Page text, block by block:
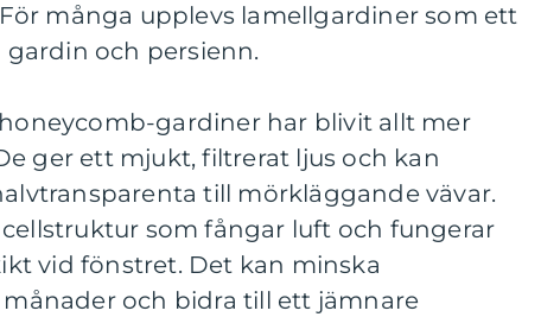
många upplevs lamellgardiner som ett
och persienn.
gardiner har blivit allt mer
ger ett mjukt, filtrerat ljus och kan
till mörkläggande vävar.
som fångar luft och fungerar
vid fönstret. Det kan minska
och bidra till ett jämnare